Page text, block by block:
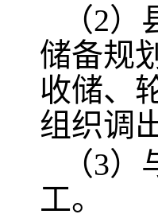
（2
储备规
收储、
组织调
（3
工。